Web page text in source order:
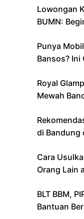
Lowongan
BUMN:
Punya
Bansos? Ini
Royal
Mewah
di Bandung
Cara
Orang Lain
BLT BBM,
Bantuan